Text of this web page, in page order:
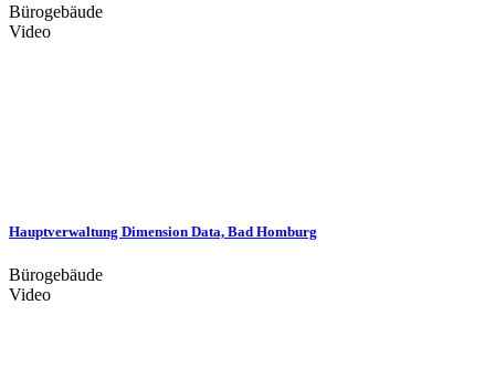
Bürogebäude
Video
Hauptverwaltung Dimension Data, Bad Homburg
Bürogebäude
Video